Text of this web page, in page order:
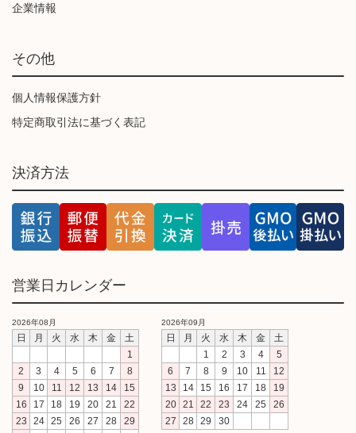
企業情報
その他
個人情報保護方針
特定商取引法に基づく表記
決済方法
営業日カレンダー
2026年08月
日 月 火 水 木 金
土
1
2
3 4 5 6 7
8
9
10 11 12 13 14
15
16
17 18 19 20 21
22
23
24 25 26 27 28
29
2026年09月
日 月 火 水 木 金
土
1
2 3 4
5
6
7 8 9 10 11
12
13
14 15 16 17 18
19
20
21 22 23 24 25
26
27
28 29 30